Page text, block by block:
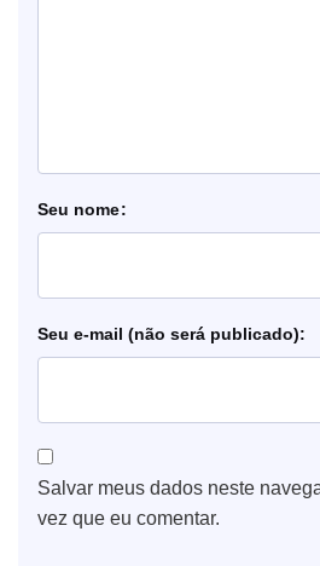
nome
e-mail
Salvar meus dados neste
vez que eu comentar.